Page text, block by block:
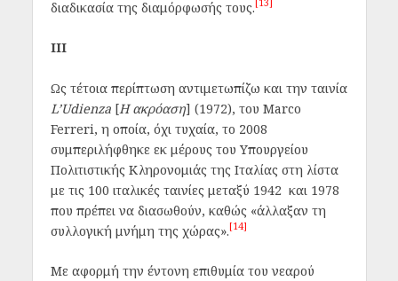
διαδικασία της διαμόρφωσής τους.
III
Ως τέτοια περίπτωση αντιμετωπίζω και την ταινία
L’Udienza [Η ακρόαση] (1972), του Marco
Ferreri, η οποία, όχι τυχαία, το 2008
συμπεριλήφθηκε εκ μέρους του Υπουργείου
Πολιτιστικής Κληρονομιάς της Ιταλίας στη λίστα
με τις 100 ιταλικές ταινίες μεταξύ 1942 και 1978
που πρέπει να διασωθούν, καθώς «άλλαξαν τη
συλλογική μνήμη της χώρας».[14]
Με αφορμή την έντονη επιθυμία του νεαρού